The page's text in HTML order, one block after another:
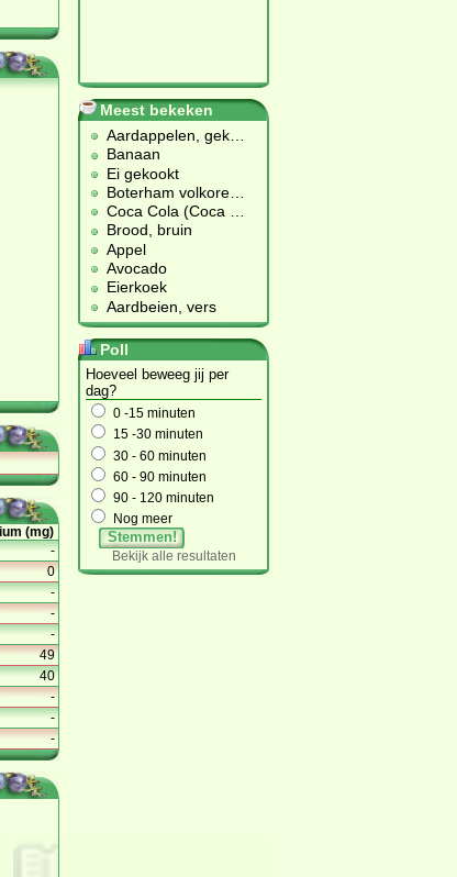
(mg)
-
0
-
-
-
49
40
-
-
-
Meest bekeken
Aardappelen, gek
Banaan
Ei gekookt
Boterham volkore
Coca Cola (Coca
Brood, bruin
Appel
Avocado
Eierkoek
Aardbeien, vers
Poll
Hoeveel beweeg jij per
dag?
0 -15 minuten
15 -30 minuten
30 - 60 minuten
60 - 90 minuten
90 - 120 minuten
Nog meer
Stemmen!
Bekijk alle resultaten